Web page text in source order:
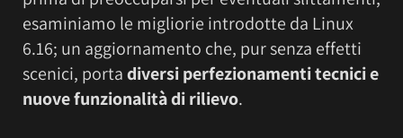
esaminiamo le migliorie introdotte da Linux
6.16; un aggiornamento che, pur senza effetti
scenici, portadiversi perfezionamenti tecnici e
nuove funzionalità di rilievo.